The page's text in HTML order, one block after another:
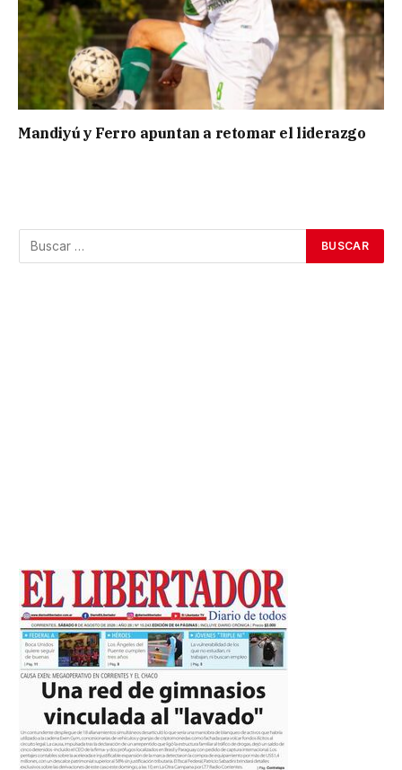
Mandiyú y Ferro apuntan a retomar el liderazgo